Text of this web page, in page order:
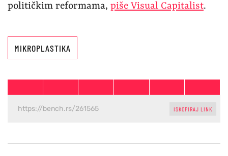
političkim reformama, piše Visual Capitalist.
MIKROPLASTIKA
ISKOPIRAJ LINK